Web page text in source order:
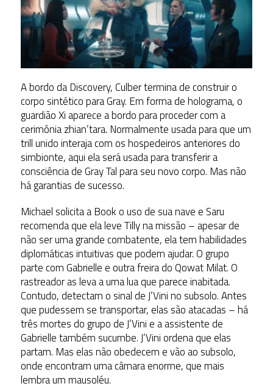
A bordo da Discovery, Culber termina de construir o
corpo sintético para Gray. Em forma de holograma, o
guardião Xi aparece a bordo para proceder com a
cerimônia zhian’tara. Normalmente usada para que um
trill unido interaja com os hospedeiros anteriores do
simbionte, aqui ela será usada para transferir a
consciência de Gray Tal para seu novo corpo. Mas não
há garantias de sucesso.
Michael solicita a Book o uso de sua nave e Saru
recomenda que ela leve Tilly na missão – apesar de
não ser uma grande combatente, ela tem habilidades
diplomáticas intuitivas que podem ajudar. O grupo
parte com Gabrielle e outra freira do Qowat Milat. O
rastreador as leva a uma lua que parece inabitada.
Contudo, detectam o sinal de J’Vini no subsolo. Antes
que pudessem se transportar, elas são atacadas – há
três mortes do grupo de J’Vini e a assistente de
Gabrielle também sucumbe. J’Vini ordena que elas
partam. Mas elas não obedecem e vão ao subsolo,
onde encontram uma câmara enorme, que mais
lembra um mausoléu.